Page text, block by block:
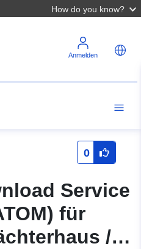
How do you know?
Anmelden
0
Service
für
/